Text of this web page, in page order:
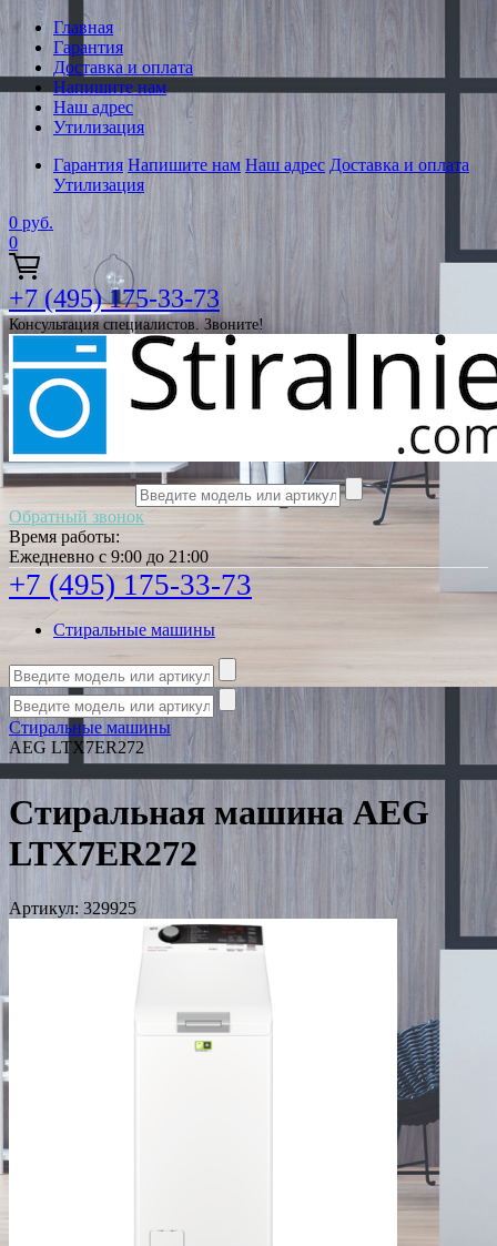
Главная
Гарантия
Доставка и оплата
Напишите нам
Наш адрес
Утилизация
Гарантия Напишите нам Наш адрес Доставка и оплата
Утилизация
0 руб.
0
+7 (495) 175-33-73
Консультация специалистов. Звоните!
Обратный звонок
Время работы:
Ежедневно с 9:00 до 21:00
+7 (495) 175-33-73
Стиральные машины
Стиральные машины
AEG LTX7ER272
Стиральная машина AEG
LTX7ER272
Артикул: 329925